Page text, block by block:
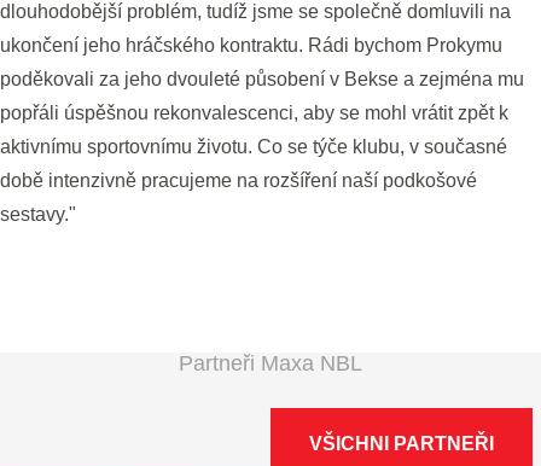
dlouhodobější problém, tudíž jsme se společně domluvili na
ukončení jeho hráčského kontraktu. Rádi bychom Prokymu
poděkovali za jeho dvouleté působení v Bekse a zejména mu
popřáli úspěšnou rekonvalescenci, aby se mohl vrátit zpět k
aktivnímu sportovnímu životu. Co se týče klubu, v současné
době intenzivně pracujeme na rozšíření naší podkošové
sestavy."
Partneři Maxa NBL
VŠICHNI PARTNEŘI